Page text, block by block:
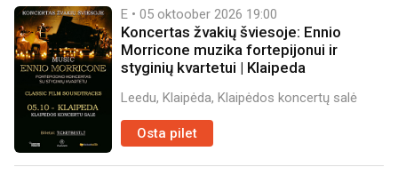
E • 05 oktoober 2026 19:00
Koncertas žvakių šviesoje: Ennio
Morricone muzika fortepijonui ir
styginių kvartetui | Klaipeda
Leedu, Klaipėda, Klaipėdos koncertų salė
Osta pilet